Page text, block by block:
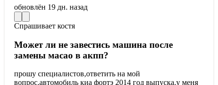
обновлён 19 дн. назад
Спрашивает костя
Может ли не завестись машина после
замены масао в акпп?
прошу специалистов,ответить на мой
вопрос.автомобиль киа фортэ 2014 год выпуска.у меня